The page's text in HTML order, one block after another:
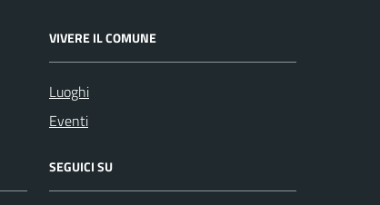
VIVERE IL COMUNE
Luoghi
Eventi
SEGUICI SU